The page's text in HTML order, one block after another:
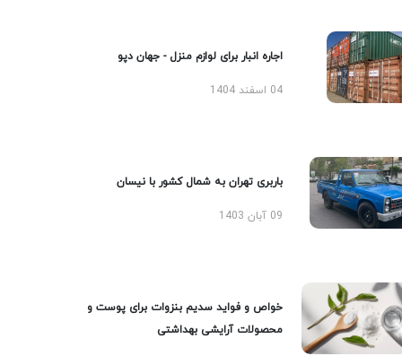
اجاره انبار برای لوازم منزل - جهان دپو
04 اسفند 1404
باربری تهران به شمال کشور با نیسان
09 آبان 1403
خواص و فواید سدیم بنزوات برای پوست و
محصولات آرایشی بهداشتی